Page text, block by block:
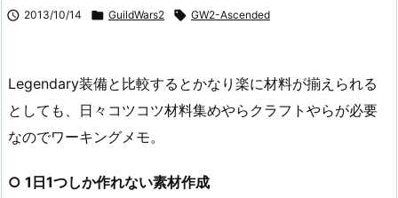
 2013/10/14  GuildWars2  GW2-Ascended
Legendary装備と比較するとかなり楽に材料が揃えられる
としても、日々コツコツ材料集めやらクラフトやらが必要
なのでワーキングメモ。
○ 1日1つしか作れない素材作成